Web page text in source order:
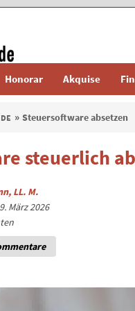
Honorar Akquise
Steuersoftware absetzen
steuerlich
LL. M.
März 2026